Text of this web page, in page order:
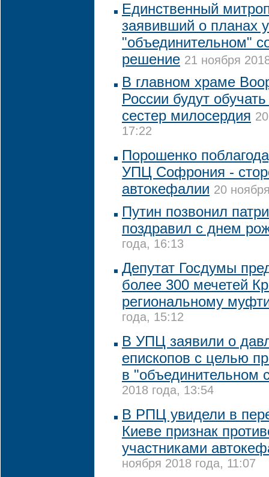
Единственный
заявивший о планах
"объединительном"
решение 21 ноября
В главном храме
России будут
сестер милосердия
17:22
Порошенко
УПЦ Софрония -
автокефалии 20
Путин позвонил
поздравил с днем
года, 16:13
Депутат Госдумы
более 300 мечетей
региональному
года, 15:12
В УПЦ заявили о
епископов с целью
в "объединительном
2018 года, 13:54
В РПЦ увидели в
Киеве признак
участниками
ноября 2018 года, 11:07